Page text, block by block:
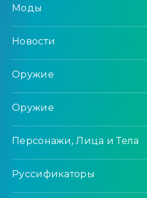
Моды
Новости
Оружие
Оружие
Персонажи, Лица и Тела
Руссификаторы